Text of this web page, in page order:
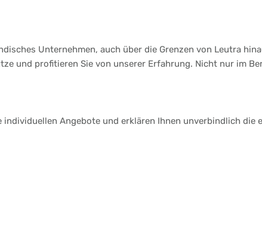
Unternehmen, auch über die Grenzen von Leutra
und profitieren Sie von unserer Erfahrung. Nicht nur im
Angebote und erklären Ihnen unverbindlich die